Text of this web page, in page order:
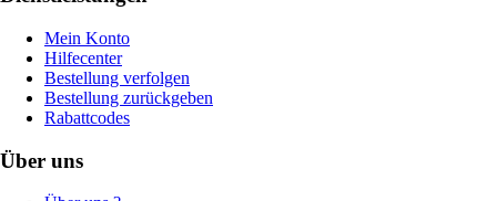
Mein Konto
Hilfecenter
Bestellung verfolgen
Bestellung zurückgeben
Rabattcodes
Über uns